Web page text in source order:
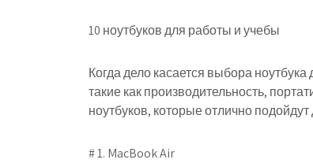
10 ноутбуков для работы и учебы
Когда дело касается выбора
такие как производительность,
ноутбуков, которые отлично
# 1. MacBook Air